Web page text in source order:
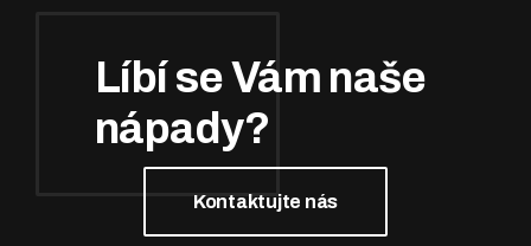
Líbí se Vám naše
nápady?
Kontaktujte nás